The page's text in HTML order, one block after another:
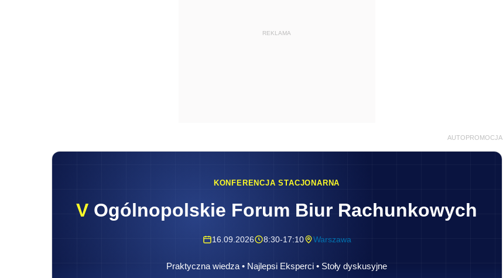
REKLAMA
AUTOPROMOCJA
KONFERENCJA STACJONARNA
V Ogólnopolskie Forum Biur Rachunkowych
16.09.2026 8:30-17:10 Warszawa
Praktyczna wiedza • Najlepsi Eksperci • Stoły dyskusyjne